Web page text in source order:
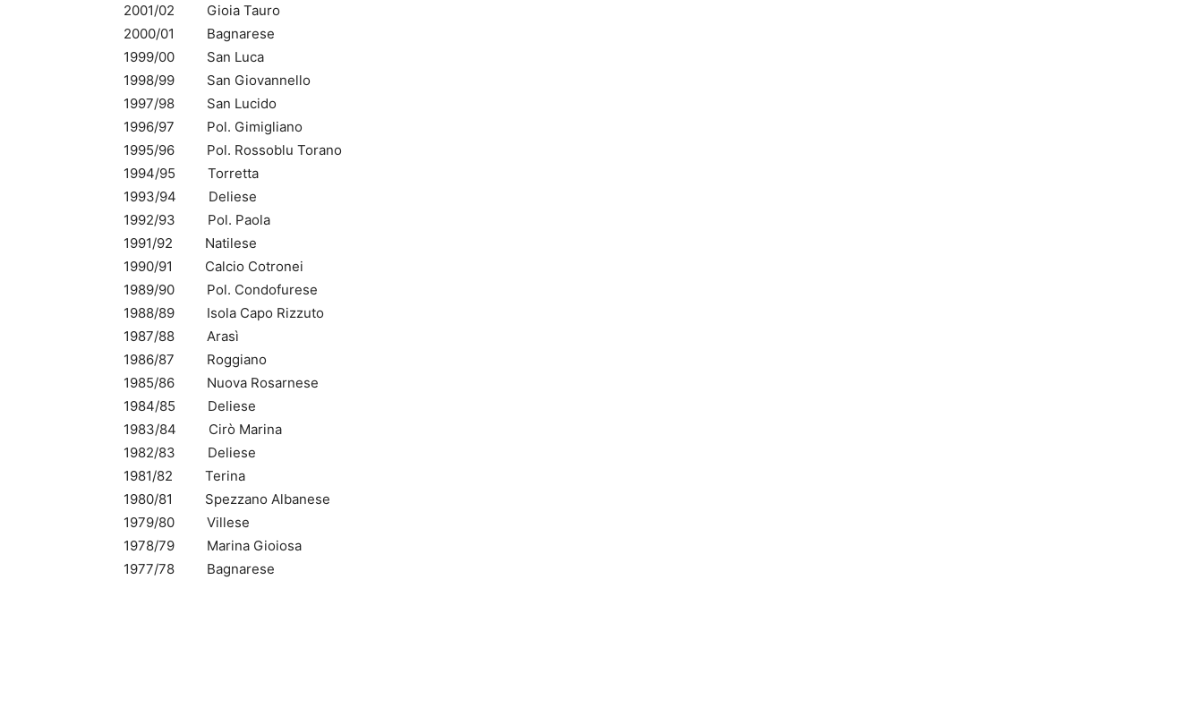
2001/02 Gioia Tauro
2000/01 Bagnarese
1999/00 San Luca
1998/99 San Giovannello
1997/98 San Lucido
1996/97 Pol. Gimigliano
1995/96 Pol. Rossoblu Torano
1994/95 Torretta
1993/94 Deliese
1992/93 Pol. Paola
1991/92 Natilese
1990/91 Calcio Cotronei
1989/90 Pol. Condofurese
1988/89 Isola Capo Rizzuto
1987/88 Arasì
1986/87 Roggiano
1985/86 Nuova Rosarnese
1984/85 Deliese
1983/84 Cirò Marina
1982/83 Deliese
1981/82 Terina
1980/81 Spezzano Albanese
1979/80 Villese
1978/79 Marina Gioiosa
1977/78 Bagnarese